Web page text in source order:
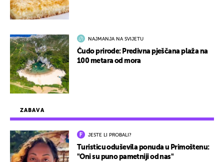
ZABAVA
JESTE LI PROBALI?
Turisticu oduševila ponuda u Primoštenu:
"Oni su puno pametniji od nas"
NAJMANJA NA SVIJETU
Čudo prirode: Predivna pješčana plaža na
100 metara od mora